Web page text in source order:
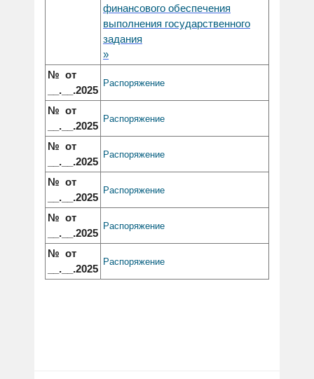
финансового обеспечения
выполнения государственного
задания
»
№ от
__.__.2025
Распоряжение
№ от
__.__.2025
Распоряжение
№ от
__.__.2025
Распоряжение
№ от
__.__.2025
Распоряжение
№ от
__.__.2025
Распоряжение
№ от
__.__.2025
Распоряжение